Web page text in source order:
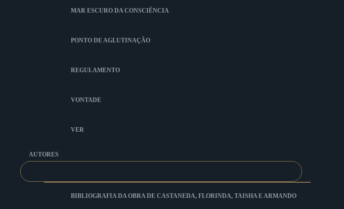
MAR ESCURO DA CONSCIÊNCIA
PONTO DE AGLUTINAÇÃO
REGULAMENTO
VONTADE
VER
AUTORES
BIBLIOGRAFIA DA OBRA DE CASTANEDA, FLORINDA, TAISHA E ARMANDO